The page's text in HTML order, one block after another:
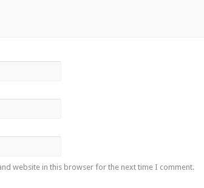
website in this browser for the next time I comment.